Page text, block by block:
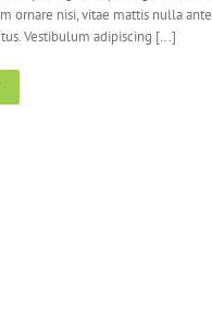
ornare nisi, vitae mattis nulla
Vestibulum adipiscing [...]